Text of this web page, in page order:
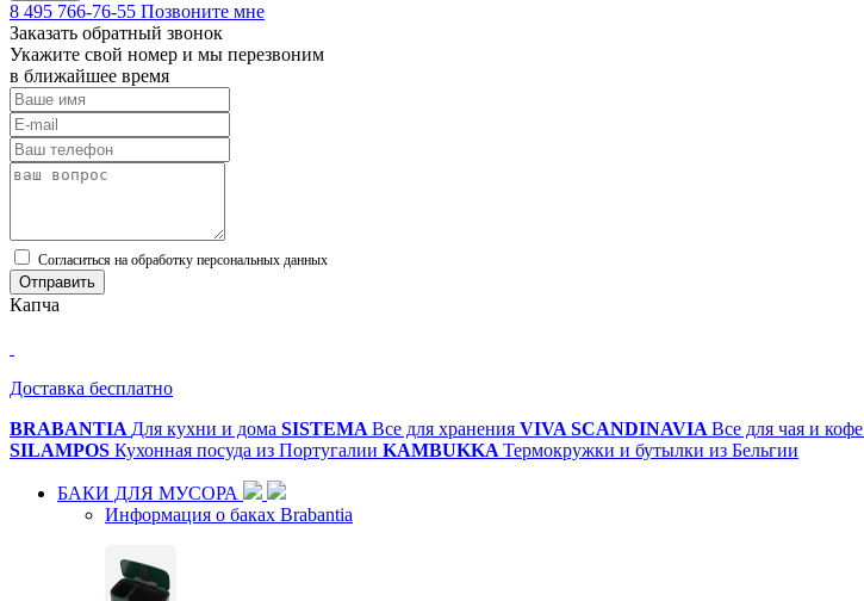
8 495 766-76-55 Позвоните мне
Заказать обратный звонок
Укажите свой номер и мы перезвоним
в ближайшее время
Cогласиться на обработку персональных данных
Отправить
Капча
Доставка бесплатно
BRABANTIA Для кухни и дома SISTEMA Все для хранения VIVA SCANDINAVIA Все для чая и кофе
SILAMPOS Кухонная посуда из Португалии KAMBUKKA Термокружки и бутылки из Бельгии
БАКИ ДЛЯ МУСОРА
Информация о баках Brabantia